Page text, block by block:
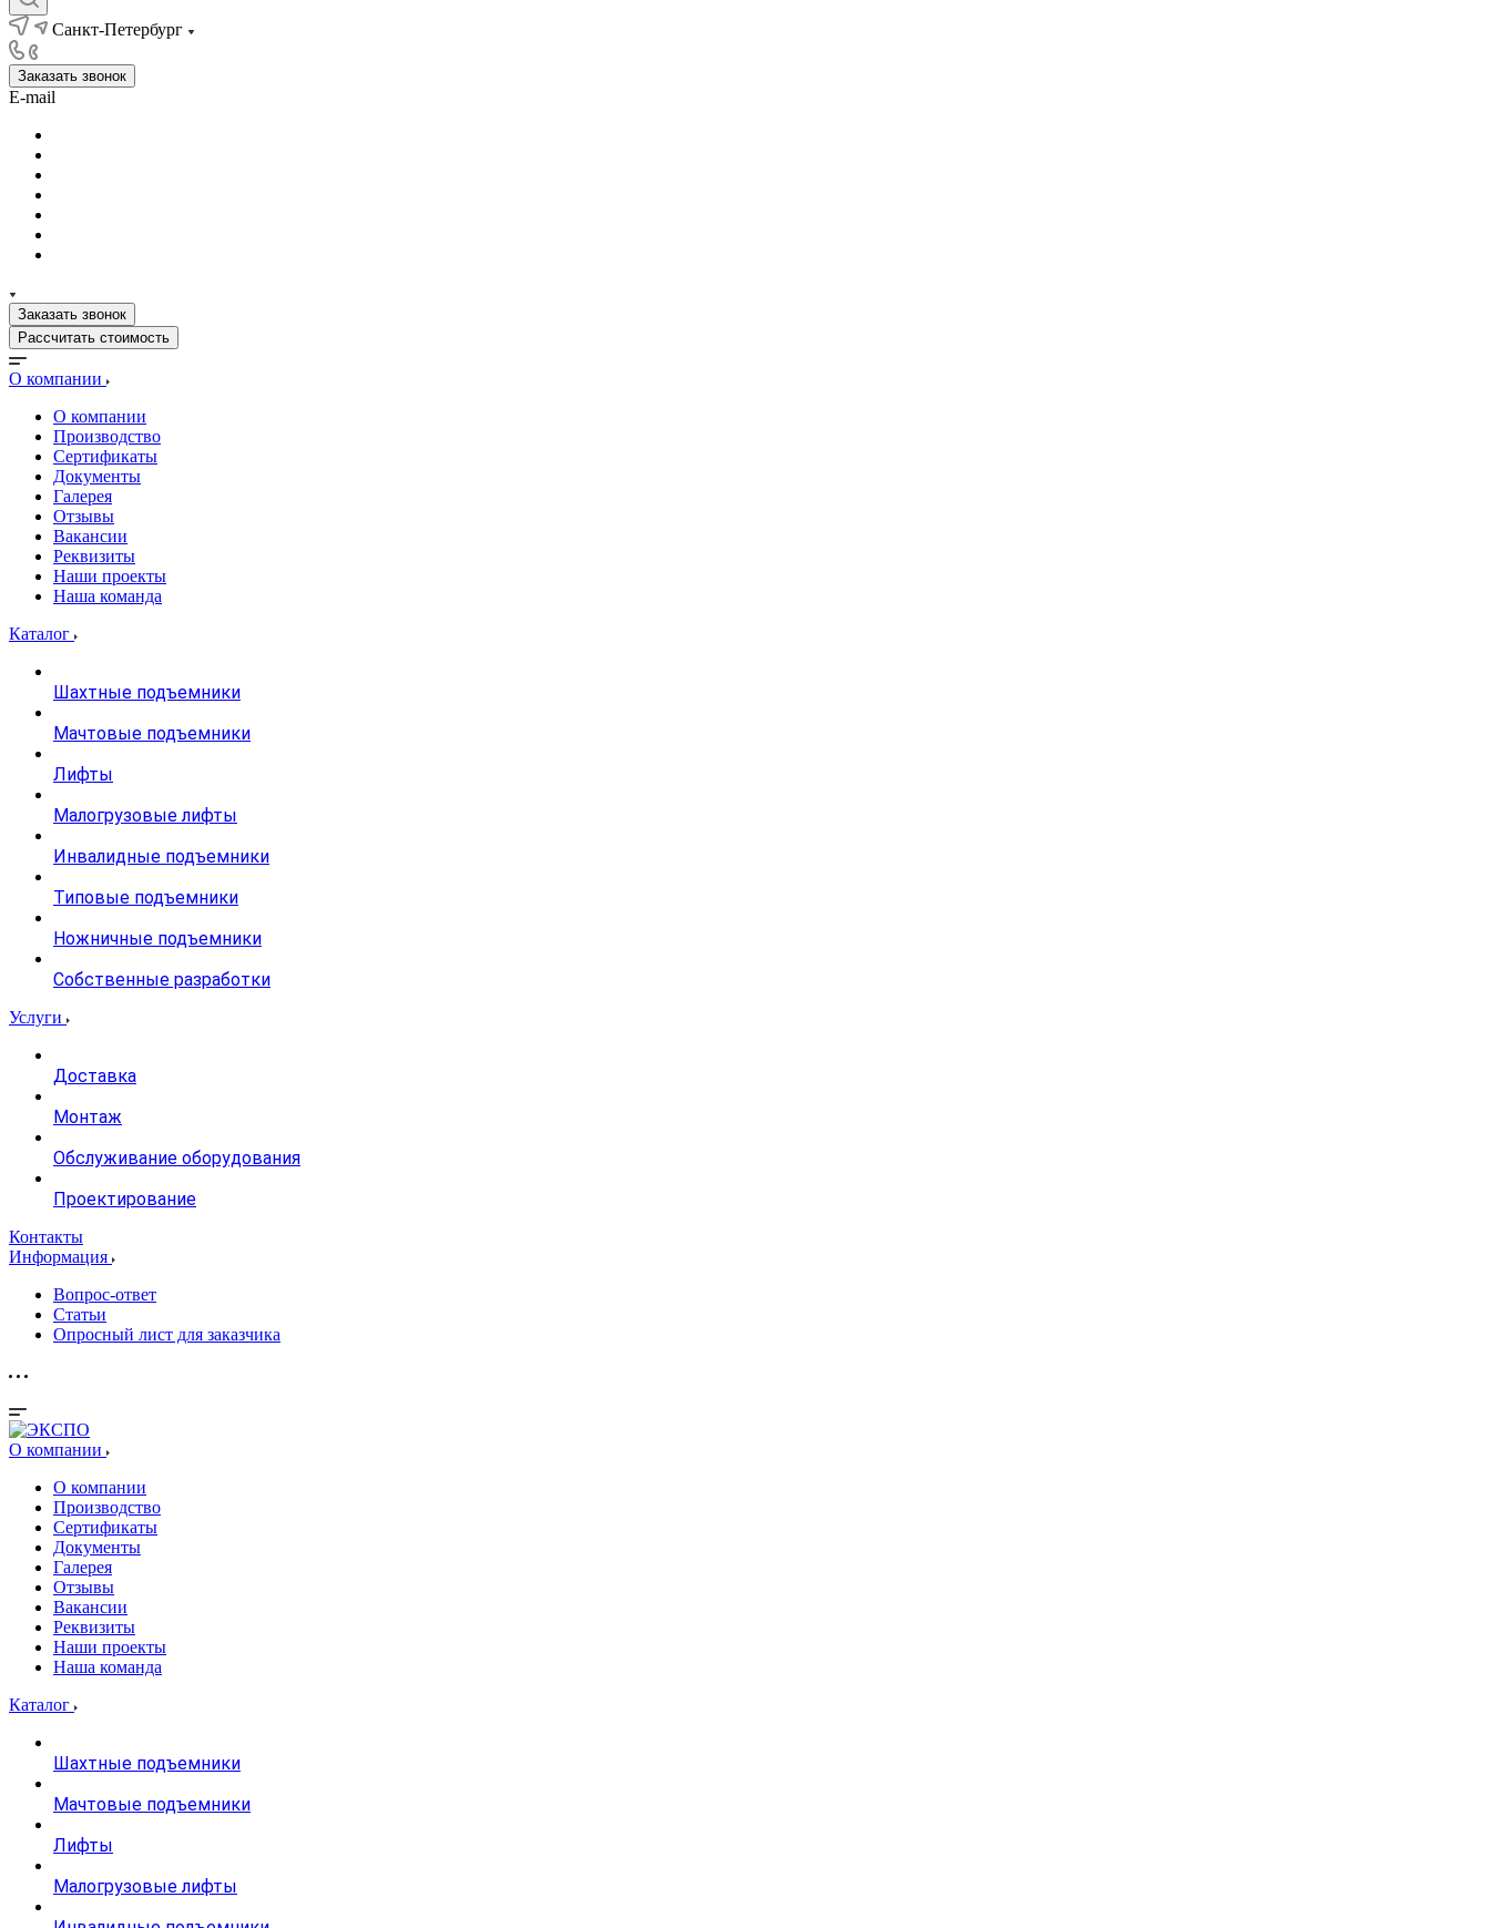
Санкт-Петербург
Заказать звонок
E-mail
Заказать звонок
Рассчитать стоимость
О компании
О компании
Производство
Сертификаты
Документы
Галерея
Отзывы
Вакансии
Реквизиты
Наши проекты
Наша команда
Каталог
Шахтные подъемники
Мачтовые подъемники
Лифты
Малогрузовые лифты
Инвалидные подъемники
Типовые подъемники
Ножничные подъемники
Собственные разработки
Услуги
Доставка
Монтаж
Обслуживание оборудования
Проектирование
Контакты
Информация
Вопрос-ответ
Статьи
Опросный лист для заказчика
О компании
О компании
Производство
Сертификаты
Документы
Галерея
Отзывы
Вакансии
Реквизиты
Наши проекты
Наша команда
Каталог
Шахтные подъемники
Мачтовые подъемники
Лифты
Малогрузовые лифты